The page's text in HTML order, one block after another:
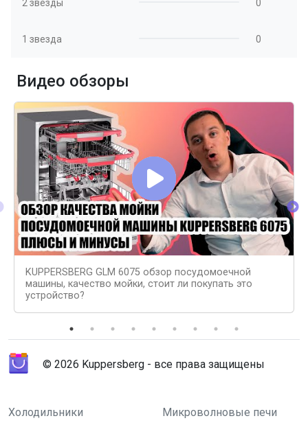
2 звезды 0
1 звезда 0
Видео обзоры
KUPPERSBERG GLM 6075 обзор посудомоечной
машины, качество мойки, стоит ли покупать это
устройство?
© 2026 Kuppersberg - все права защищены
Холодильники Микроволновые печи